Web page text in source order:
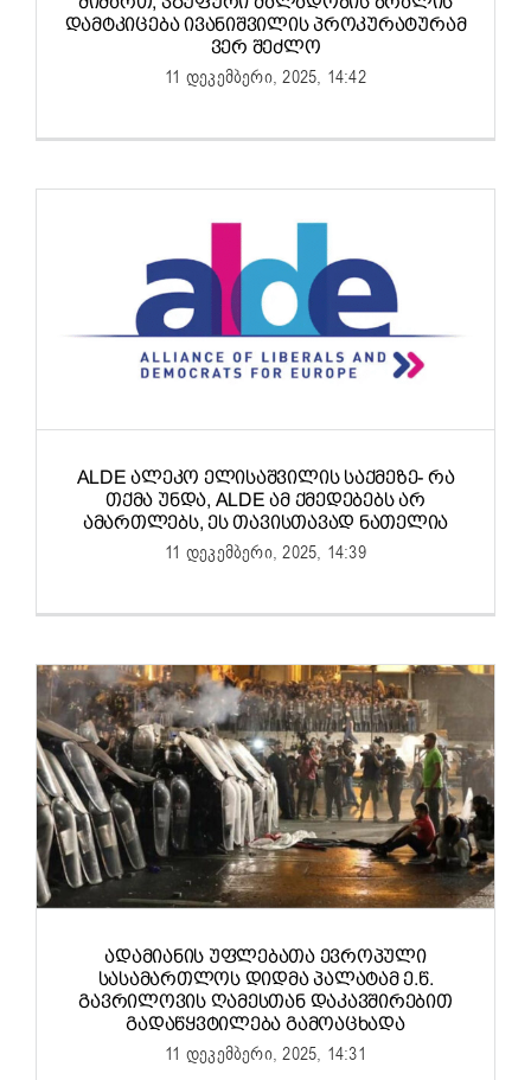
ᲓᲐᲛᲢᲙᲘᲪᲔᲑᲐ ᲘᲕᲐᲜᲘᲨᲕᲘᲚᲘᲡ ᲞᲠᲝᲙᲣᲠᲐᲢᲣᲠᲐᲛ
ᲕᲔᲠ ᲨᲔᲫᲚᲝ
11 დეკემბერი, 2025, 14:42
ALDE ᲐᲚᲔᲙᲝ ᲔᲚᲘᲡᲐᲨᲕᲘᲚᲘᲡ ᲡᲐᲥᲛᲔᲖᲔ- ᲠᲐ
ᲗᲥᲛᲐ ᲣᲜᲓᲐ, ALDE ᲐᲛ ᲥᲛᲔᲓᲔᲑᲔᲑᲡ ᲐᲠ
ᲐᲛᲐᲠᲗᲚᲔᲑᲡ, ᲔᲡ ᲗᲐᲕᲘᲡᲗᲐᲕᲐᲓ ᲜᲐᲗᲔᲚᲘᲐ
11 დეკემბერი, 2025, 14:39
ᲐᲓᲐᲛᲘᲐᲜᲘᲡ ᲣᲤᲚᲔᲑᲐᲗᲐ ᲔᲕᲠᲝᲞᲣᲚᲘ
ᲡᲐᲡᲐᲛᲐᲠᲗᲚᲝᲡ ᲓᲘᲓᲛᲐ ᲞᲐᲚᲐᲢᲐᲛ Ე.Წ.
ᲒᲐᲕᲠᲘᲚᲝᲕᲘᲡ ᲦᲐᲛᲔᲡᲗᲐᲜ ᲓᲐᲙᲐᲕᲨᲘᲠᲔᲑᲘᲗ
ᲒᲐᲓᲐᲬᲧᲕᲢᲘᲚᲔᲑᲐ ᲒᲐᲛᲝᲐᲪᲮᲐᲓᲐ
11 დეკემბერი, 2025, 14:31